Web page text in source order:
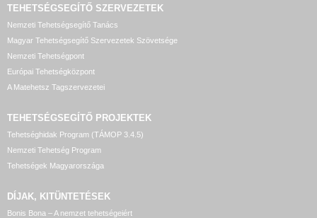
TEHETSÉGSEGÍTŐ SZERVEZETEK
Nemzeti Tehetségsegítő Tanács
Magyar Tehetségsegítő Szervezetek Szövetsége
Nemzeti Tehetségpont
Európai Tehetségközpont
A Matehetsz Tagszervezetei
TEHETSÉGSEGÍTŐ PROJEKTEK
Tehetséghidak Program (TÁMOP 3.4.5)
Nemzeti Tehetség Program
Tehetségek Magyarországa
DÍJAK, KITÜNTETÉSEK
Bonis Bona – A nemzet tehetségeiért